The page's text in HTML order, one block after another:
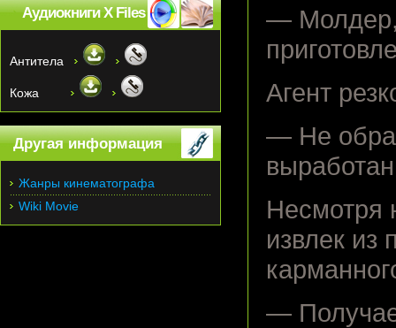
— Молдер,
Агент
— Не
Несмотря
извлек из
—
Аудиокниги X Files
Антитела
Кожа
Другая информация
Жанры кинематографа
Wiki Movie